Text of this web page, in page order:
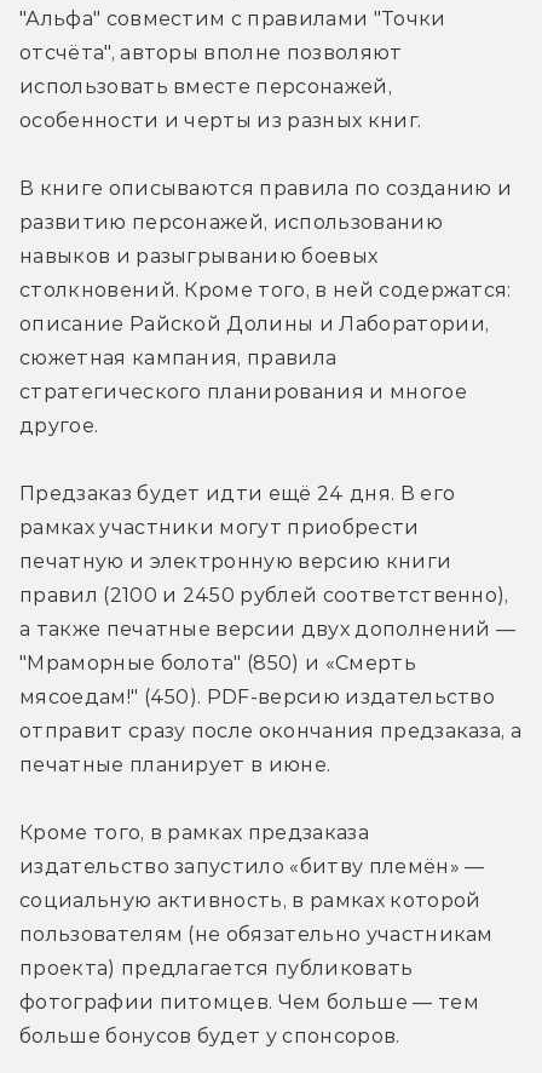
"Альфа" совместим с правилами "Точки
отсчёта", авторы вполне позволяют
использовать вместе персонажей,
особенности и черты из разных книг.
В книге описываются правила по созданию и
развитию персонажей, использованию
навыков и разыгрыванию боевых
столкновений. Кроме того, в ней содержатся:
описание Райской Долины и Лаборатории,
сюжетная кампания, правила
стратегического планирования и многое
другое.
Предзаказ будет идти ещё 24 дня. В его
рамках участники могут приобрести
печатную и электронную версию книги
правил (2100 и 2450 рублей соответственно),
а также печатные версии двух дополнений —
"Мраморные болота" (850) и «Смерть
мясоедам!" (450). PDF-версию издательство
отправит сразу после окончания предзаказа, а
печатные планирует в июне.
Кроме того, в рамках предзаказа
издательство запустило «битву племён» —
социальную активность, в рамках которой
пользователям (не обязательно участникам
проекта) предлагается публиковать
фотографии питомцев. Чем больше — тем
больше бонусов будет у спонсоров.